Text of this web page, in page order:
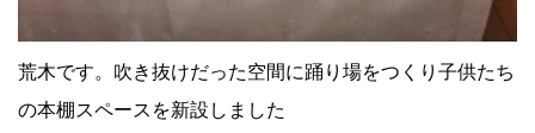
荒木です。吹き抜けだった空間に踊り場をつくり子供たち
の本棚スペースを新設しました